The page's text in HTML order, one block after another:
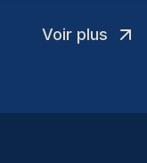
Voir plus